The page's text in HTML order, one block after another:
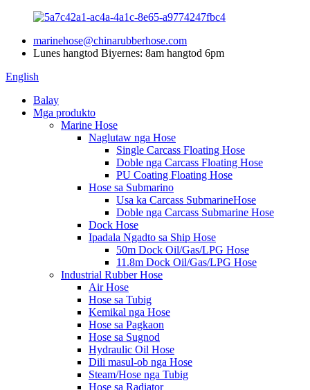
marinehose@chinarubberhose.com
Lunes hangtod Biyernes: 8am hangtod 6pm
English
Balay
Mga produkto
Marine Hose
Naglutaw nga Hose
Single Carcass Floating Hose
Doble nga Carcass Floating Hose
PU Coating Floating Hose
Hose sa Submarino
Usa ka Carcass SubmarineHose
Doble nga Carcass Submarine Hose
Dock Hose
Ipadala Ngadto sa Ship Hose
50m Dock Oil/Gas/LPG Hose
11.8m Dock Oil/Gas/LPG Hose
Industrial Rubber Hose
Air Hose
Hose sa Tubig
Kemikal nga Hose
Hose sa Pagkaon
Hose sa Sugnod
Hydraulic Oil Hose
Dili masul-ob nga Hose
Steam/Hose nga Tubig
Hose sa Radiator